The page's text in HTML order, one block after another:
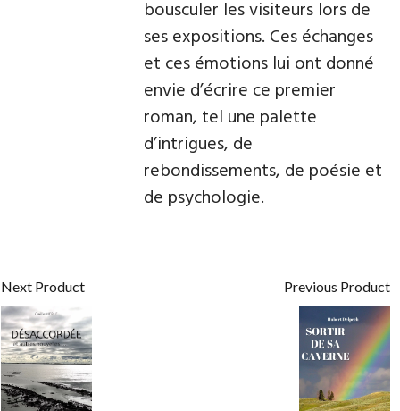
bousculer les visiteurs lors de
ses expositions. Ces échanges
et ces émotions lui ont donné
envie d’écrire ce premier
roman, tel une palette
d’intrigues, de
rebondissements, de poésie et
de psychologie.
Next Product Previous Product